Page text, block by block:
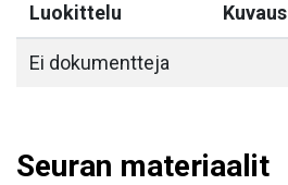
Luokittelu Kuvaus
Ei dokumentteja
Seuran materiaalit